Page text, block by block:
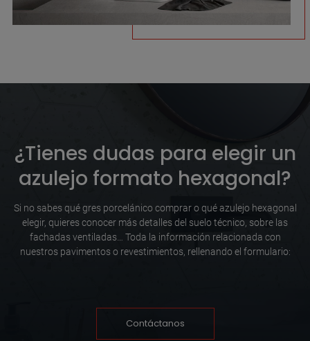
¿Tienes dudas para elegir un
azulejo formato hexagonal?
Si no sabes qué gres porcelánico comprar o qué azulejo hexagonal
elegir, quieres conocer más detalles del suelo técnico, sobre las
fachadas ventiladas… Toda la información relacionada con
nuestros pavimentos o revestimientos, rellenando el formulario:
Contáctanos